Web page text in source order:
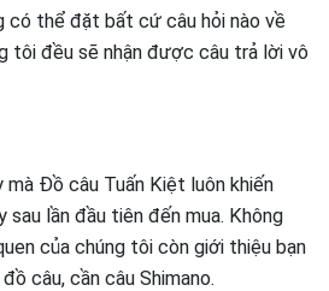
có thể đặt bất cứ câu hỏi nào về
tôi đều sẽ nhận được câu trả lời vô
mà Đồ câu Tuấn Kiệt luôn khiến
sau lần đầu tiên đến mua. Không
của chúng tôi còn giới thiệu bạn
câu, cần câu Shimano.